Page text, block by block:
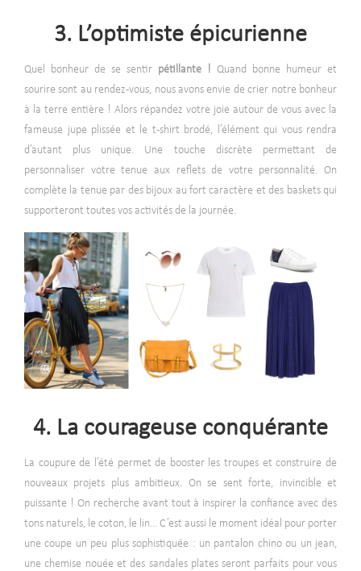
3. L’optimiste épicurienne
Quel bonheur de se sentir pétillante ! Quand bonne humeur et
sourire sont au rendez-vous, nous avons envie de crier notre bonheur
à la terre entière ! Alors répandez votre joie autour de vous avec la
fameuse jupe plissée et le t-shirt brodé, l’élément qui vous rendra
d’autant plus unique. Une touche discrète permettant de
personnaliser votre tenue aux reflets de votre personnalité. On
complète la tenue par des bijoux au fort caractère et des baskets qui
supporteront toutes vos activités de la journée.
4. La courageuse conquérante
La coupure de l’été permet de booster les troupes et construire de
nouveaux projets plus ambitieux. On se sent forte, invincible et
puissante ! On recherche avant tout à inspirer la confiance avec des
tons naturels, le coton, le lin... C’est aussi le moment idéal pour porter
une coupe un peu plus sophistiquée : un pantalon chino ou un jean,
une chemise nouée et des sandales plates seront parfaits pour vous